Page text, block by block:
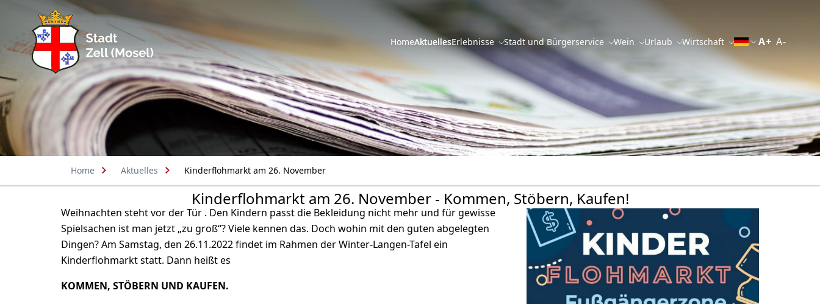
HomeAktuellesErlebnisse Stadt und Bürgerservice Wein Urlaub Wirtschaft A+ A-
Home Aktuelles Kinderflohmarkt am 26. November
Kinderflohmarkt am 26. November - Kommen, Stöbern, Kaufen!
Weihnachten steht vor der Tür . Den Kindern passt die Bekleidung nicht mehr und für gewisse
Spielsachen ist man jetzt „zu groß“? Viele kennen das. Doch wohin mit den guten abgelegten
Dingen? Am Samstag, den 26.11.2022 findet im Rahmen der Winter-Langen-Tafel ein
Kinderflohmarkt statt. Dann heißt es
KOMMEN, STÖBERN UND KAUFEN.